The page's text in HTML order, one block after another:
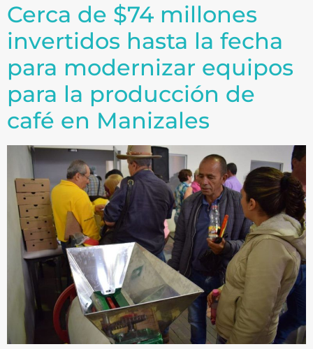
Cerca de $74 millones
invertidos hasta la fecha
para modernizar equipos
para la producción de
café en Manizales